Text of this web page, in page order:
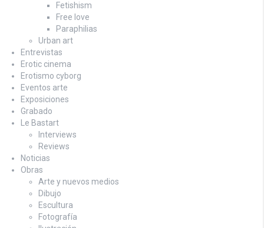
Fetishism
Free love
Paraphilias
Urban art
Entrevistas
Erotic cinema
Erotismo cyborg
Eventos arte
Exposiciones
Grabado
Le Bastart
Interviews
Reviews
Noticias
Obras
Arte y nuevos medios
Dibujo
Escultura
Fotografía